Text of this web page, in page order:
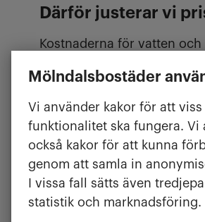
Mölndalsbostäder
Vi använder kakor för att
funktionalitet ska fungera. Vi
också kakor för att kunna
genom att samla in
I vissa fall sätts även
statistik och marknadsföring.
Därför justerar vi
Kostnaderna för vatten och
ökat. Priset påverkas av
vattentaxa för kallvatten.
också av kostnaden för
används för att värma
vattnet. Prisjusteringen sker
förhandling med